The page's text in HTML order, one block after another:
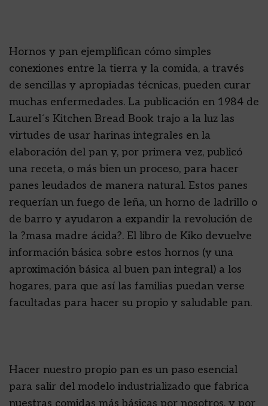
Hornos y pan ejemplifican cómo simples
conexiones entre la tierra y la comida, a través
de sencillas y apropiadas técnicas, pueden curar
muchas enfermedades. La publicación en 1984 de
Laurel´s Kitchen Bread Book trajo a la luz las
virtudes de usar harinas integrales en la
elaboración del pan y, por primera vez, publicó
una receta, o más bien un proceso, para hacer
panes leudados de manera natural. Estos panes
requerían un fuego de leña, un horno de ladrillo o
de barro y ayudaron a expandir la revolución de
la ?masa madre ácida?. El libro de Kiko devuelve
información básica sobre estos hornos (y una
aproximación básica al buen pan integral) a los
hogares, para que así las familias puedan verse
facultadas para hacer su propio y saludable pan.
Hacer nuestro propio pan es un paso esencial
para salir del modelo industrializado que fabrica
nuestras comidas más básicas por nosotros, y por